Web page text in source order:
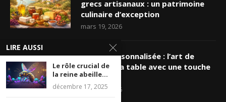
grecs artisanaux : un patrimoine
culinaire d’exception
mars 19, 2026
Nappe personnalisée : l’art de
sublimer sa table avec une touche
unique
mars 16, 2026
LIRE AUSSI
Le rôle crucial de
la reine abeille...
décembre 17, 2025